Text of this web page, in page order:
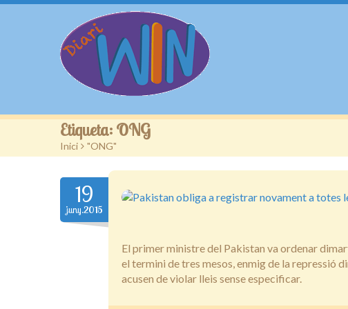
Etiqueta: ONG
Inici > "ONG"
19
juny.2015
El primer ministre del Pakistan va ordenar
el termini de tres mesos, enmig de la repressió
acusen de violar lleis sense especificar.